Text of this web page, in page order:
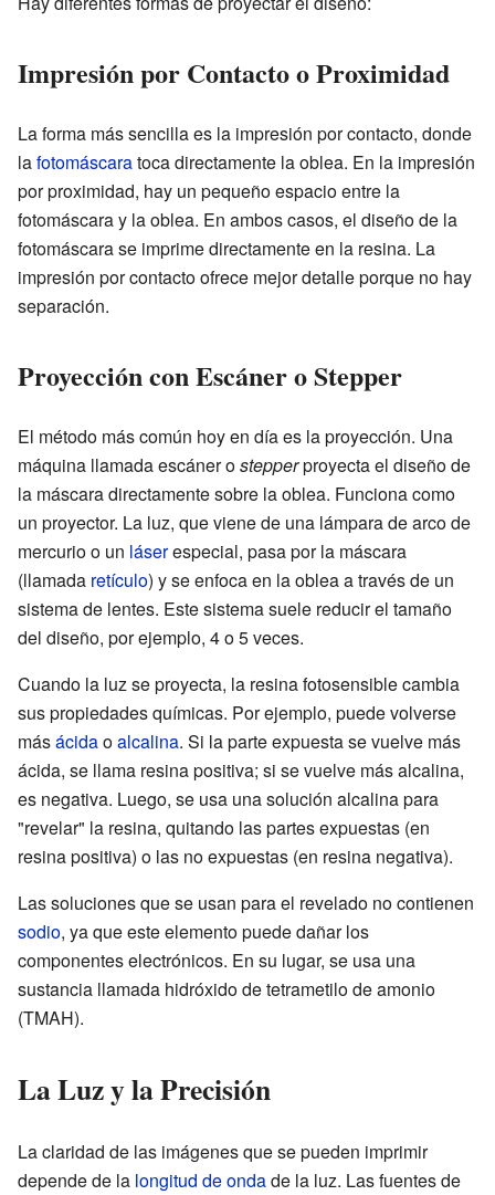
Impresión por Contacto o Proximidad
La forma más sencilla es la impresión por contacto, donde
lafotomáscaratoca directamente la oblea. En la impresión
por proximidad, hay un pequeño espacio entre la
fotomáscara y la oblea. En ambos casos, el diseño de la
fotomáscara se imprime directamente en la resina. La
impresión por contacto ofrece mejor detalle porque no hay
separación.
Proyección con Escáner o Stepper
El método más común hoy en día es la proyección. Una
máquina llamada escáner ostepperproyecta el diseño de
la máscara directamente sobre la oblea. Funciona como
un proyector. La luz, que viene de una lámpara de arco de
mercurio o un láserespecial, pasa por la máscara
(llamada retículo) y se enfoca en la oblea a través de un
sistema de lentes. Este sistema suele reducir el tamaño
del diseño, por ejemplo, 4 o 5 veces.
Cuando la luz se proyecta, la resina fotosensible cambia
sus propiedades químicas. Por ejemplo, puede volverse
másácidaoalcalina. Si la parte expuesta se vuelve más
ácida, se llama resina positiva; si se vuelve más alcalina,
es negativa. Luego, se usa una solución alcalina para
"revelar" la resina, quitando las partes expuestas (en
resina positiva) o las no expuestas (en resina negativa).
Las soluciones que se usan para el revelado no contienen
sodio, ya que este elemento puede dañar los
componentes electrónicos. En su lugar, se usa una
sustancia llamada hidróxido de tetrametilo de amonio
(TMAH).
La Luz y la Precisión
La claridad de las imágenes que se pueden imprimir
depende de la longitud de ondade la luz. Las fuentes de